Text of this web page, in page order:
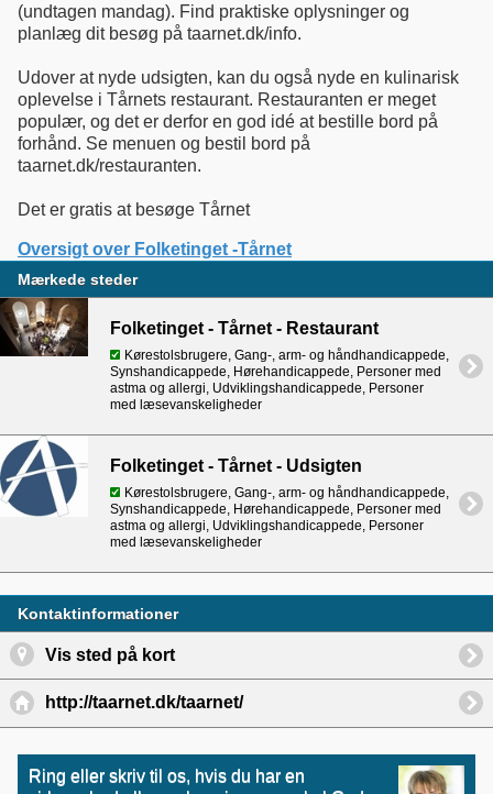
(undtagen mandag). Find praktiske oplysninger og
planlæg dit besøg på taarnet.dk/info.
Udover at nyde udsigten, kan du også nyde en kulinarisk
oplevelse i Tårnets restaurant. Restauranten er meget
populær, og det er derfor en god idé at bestille bord på
forhånd. Se menuen og bestil bord på
taarnet.dk/restauranten.
Det er gratis at besøge Tårnet
Oversigt over Folketinget -Tårnet
Mærkede steder
Folketinget - Tårnet - Restaurant
Kørestolsbrugere, Gang-, arm- og håndhandicappede,
Synshandicappede, Hørehandicappede, Personer med
astma og allergi, Udviklingshandicappede, Personer
med læsevanskeligheder
Folketinget - Tårnet - Udsigten
Kørestolsbrugere, Gang-, arm- og håndhandicappede,
Synshandicappede, Hørehandicappede, Personer med
astma og allergi, Udviklingshandicappede, Personer
med læsevanskeligheder
Kontaktinformationer
Vis sted på kort
http://taarnet.dk/taarnet/
Ring eller skriv til os, hvis du har en